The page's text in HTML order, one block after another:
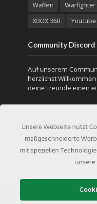
Waffen
Warfighter
XBOX 360
Youtube
Community Discord
Auf unserem
herzlichst
deine Freunde einen
Unsere Webseite nutzt
maßgeschneiderte
mit speziellen